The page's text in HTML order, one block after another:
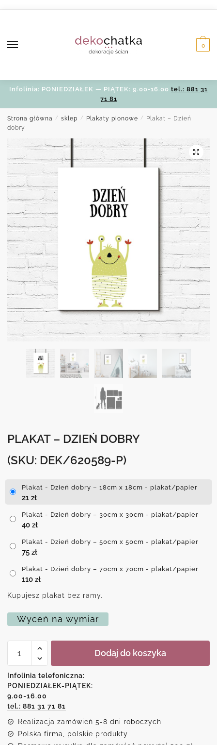
0
Infolinia: PONIEDZIAŁEK — PIĄTEK: 9.00-16.00 tel.: 881 31
71 81
Strona główna / sklep / Plakaty pionowe /
Plakat – Dzień
dobry
PLAKAT – DZIEŃ DOBRY
(SKU: DEK/620589-P)
Plakat - Dzień dobry – 18cm x 18cm - plakat/papier
21 zł
Plakat - Dzień dobry – 30cm x 30cm - plakat/papier
40 zł
Plakat - Dzień dobry – 50cm x 50cm - plakat/papier
75 zł
Plakat - Dzień dobry – 70cm x 70cm - plakat/papier
110 zł
Kupujesz plakat bez ramy.
Wyceń na wymiar
Plakat
dobry
Dodaj do koszyka
Infolinia telefoniczna:
PONIEDZIAŁEK-PIĄTEK:
9.00-16.00
tel.: 881 31 71 81
Realizacja zamówień 5-8 dni roboczych
Polska firma, polskie produkty